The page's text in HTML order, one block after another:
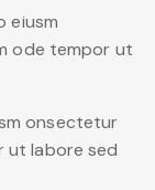
eiusm
ode tempor ut
onsectetur
ut labore sed